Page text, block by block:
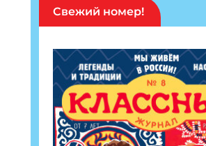
Свежий номер!